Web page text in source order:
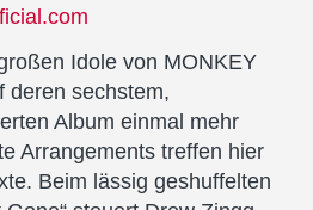
Idole von MONKEY
deren sechstem,
Album einmal mehr
Arrangements treffen hier
Beim lässig geshuffelten